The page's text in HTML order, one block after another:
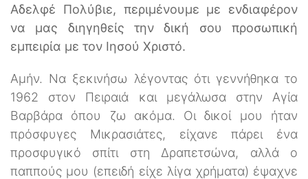
Αδελφέ Πολύβιε, περιμένουμε με ενδιαφέρον
να μας διηγηθείς την δική σου προσωπική
εμπειρία με τον Ιησού Χριστό.
Αμήν. Να ξεκινήσω λέγοντας ότι γεννήθηκα το
1962 στον Πειραιά και μεγάλωσα στην Αγία
Βαρβάρα όπου ζω ακόμα. Οι δικοί μου ήταν
πρόσφυγες Μικρασιάτες, είχανε πάρει ένα
προσφυγικό σπίτι στη Δραπετσώνα, αλλά ο
παππούς μου (επειδή είχε λίγα χρήματα) έψαχνε